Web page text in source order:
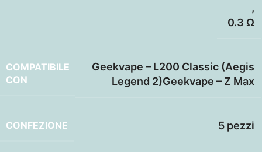
,
0.3 Ω
COMPATIBILE
CON
Geekvape – L200 Classic (Aegis
Legend 2)Geekvape – Z Max
CONFEZIONE 5 pezzi